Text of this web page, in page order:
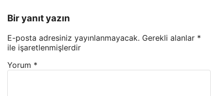
Bir yanıt yazın
E-posta adresiniz yayınlanmayacak. Gerekli alanlar *
ile işaretlenmişlerdir
Yorum *